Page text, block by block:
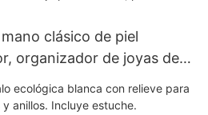
clásico de piel
organizador de joyas de
y anillos.